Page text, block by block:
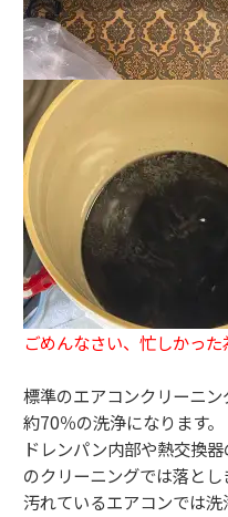
ごめんなさい、忙しかっ
標準のエアコンクリーニン
約70％の洗浄になります。
ドレンパン内部や熱交換
のクリーニングでは落とし
汚れているエアコンでは洗